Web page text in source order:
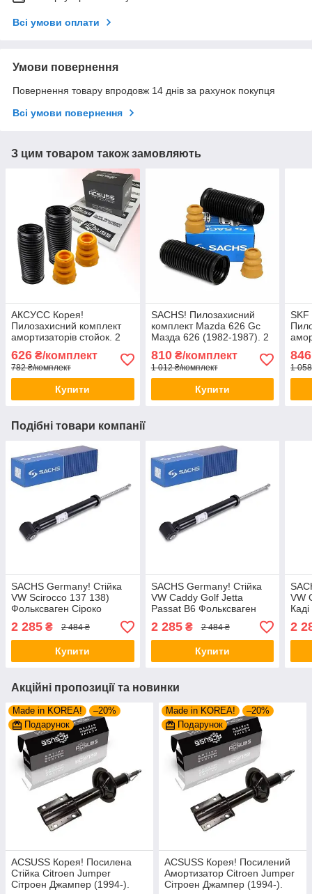
Всі умови оплати
Умови повернення
Повернення товару впродовж 14 днів за рахунок покупця
Всі умови повернення
З цим товаром також замовляють
АКСУСС Корея!
Пилозахисний комплект
амортизаторів стойок. 2
626 ₴/комплект
782 ₴/комплект
Купити
SACHS! Пилозахисний
комплект Mazda 626 Gc
Мазда 626 (1982-1987). 2
Заднього амортизатора
стійки
810₴/комплект
1 012 ₴/комплект
Купити
SKF
846
1
Подібні товари компанії
SACHS Germany! Стійка
VW Scirocco 137 138)
Фольксваген Сіроко
(2008-). Задня. 310950 ,
344459
2 285 ₴ 2 484 ₴
Купити
SACHS Germany! Стійка
VW Caddy Golf Jetta
Passat B6 Фольксваген
Каді (2003-). Задня.
310715 , 344459
2 285₴ 2 484 ₴
Купити
VW
2
Акційні пропозиції та новинки
Made in KOREA!
–20%
Подарунок
ACSUSS Корея! Посилена
Стійка Citroen Jumper
Сітроен Джампер (1994-).
Made in KOREA!
–20%
Подарунок
ACSUSS Корея! Посилений
Амортизатор Citroen Jumper
Сітроен Джампер (1994-).